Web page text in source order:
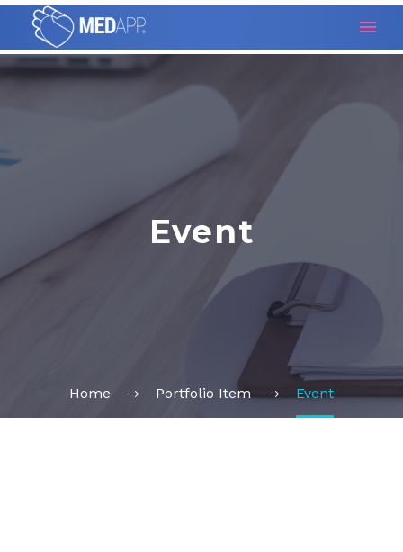
Event
Home Portfolio Item Event